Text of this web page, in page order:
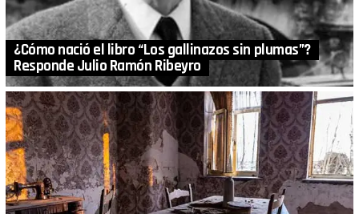
¿Cómo nació el libro “Los gallinazos sin plumas”?
Responde Julio Ramón Ribeyro